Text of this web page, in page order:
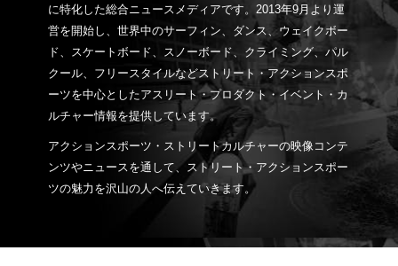
に特化した総合ニュースメディアです。2013年9月より運
営を開始し、世界中のサーフィン、ダンス、ウェイクボー
ド、スケートボード、スノーボード、クライミング、パル
クール、フリースタイルなどストリート・アクションスポ
ーツを中心としたアスリート・プロダクト・イベント・カ
ルチャー情報を提供しています。
アクションスポーツ・ストリートカルチャーの映像コンテ
ンツやニュースを通して、ストリート・アクションスポー
ツの魅力を沢山の人へ伝えていきます。